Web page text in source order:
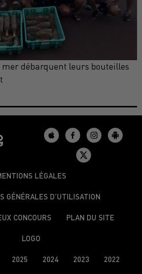
mer débarquent leurs bouteilles
LÉGALES
GÉNÉRALES D’UTILISATION
CONCOURS PLAN DU SITE
LOGO
2025 2024 2023 2022